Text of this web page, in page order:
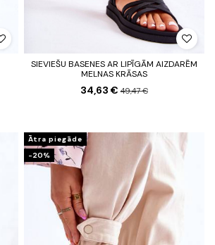
SIEVIEŠU BASENES AR LIPĪGĀM AIZDARĒM
MELNAS KRĀSAS
34,63 €49,47 €
Ātra piegāde
-20%